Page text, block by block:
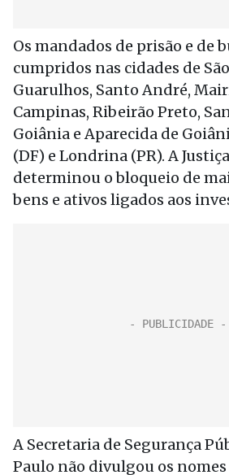
Os mandados de prisão e de
cumpridos nas cidades de
Guarulhos, Santo André,
Campinas, Ribeirão Preto,
Goiânia e Aparecida de
(DF) e Londrina (PR). A
determinou o bloqueio de
bens e ativos ligados aos
A Secretaria de Segurança
Paulo não divulgou os nomes